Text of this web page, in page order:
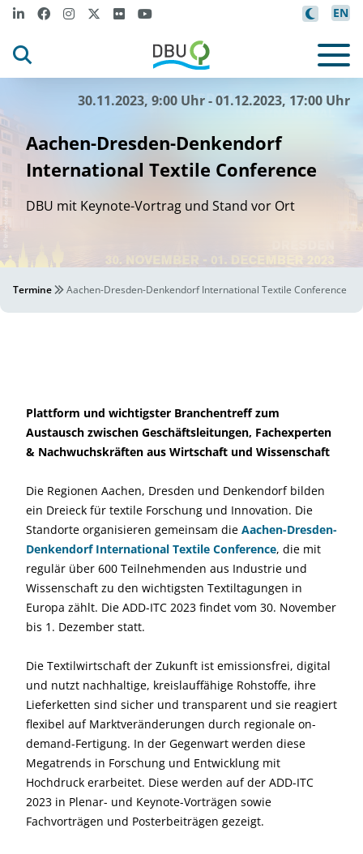
EN
30.11.2023, 9:00 Uhr - 01.12.2023, 17:00 Uhr
Aachen-Dresden-Denkendorf
International Textile Conference
DBU mit Keynote-Vortrag und Stand vor Ort
Termine Aachen-Dresden-Denkendorf International Textile Conference
Plattform und wichtigster Branchentreff zum
Austausch zwischen Geschäftsleitungen, Fachexperten
& Nachwuchskräften aus Wirtschaft und Wissenschaft
Die Regionen Aachen, Dresden und Denkendorf bilden
ein Dreieck für textile Forschung und Innovation. Die
Standorte organisieren gemeinsam die Aachen-Dresden-
Denkendorf International Textile Conference, die mit
regulär über 600 Teilnehmenden aus Industrie und
Wissenschaft zu den wichtigsten Textiltagungen in
Europa zählt. Die ADD-ITC 2023 findet vom 30. November
bis 1. Dezember statt.
Die Textilwirtschaft der Zukunft ist emissionsfrei, digital
und nutzt nachhaltige, kreislauffähige Rohstoffe, ihre
Lieferketten sind sicher und transparent und sie reagiert
flexibel auf Marktveränderungen durch regionale on-
demand-Fertigung. In der Gegenwart werden diese
Megatrends in Forschung und Entwicklung mit
Hochdruck erarbeitet. Diese werden auf der ADD-ITC
2023 in Plenar- und Keynote-Vorträgen sowie
Fachvorträgen und Posterbeiträgen gezeigt.